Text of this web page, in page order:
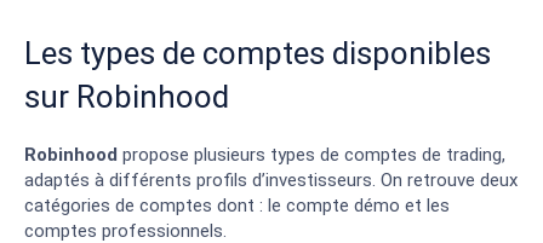
Les types de comptes disponibles
sur Robinhood
Robinhood propose plusieurs types de comptes de trading,
adaptés à différents profils d’investisseurs. On retrouve deux
catégories de comptes dont : le compte démo et les
comptes professionnels.